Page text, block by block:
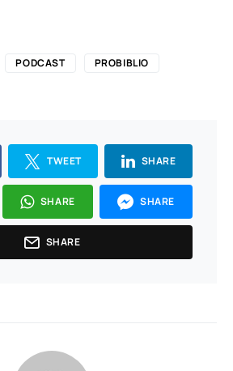
PODCAST PROBIBLIO
TWEET SHARE
SHARE SHARE
SHARE